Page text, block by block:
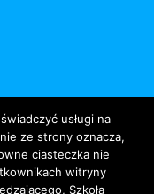
usługi na
ze strony oznacza,
ciasteczka nie
witryny
Szkoła